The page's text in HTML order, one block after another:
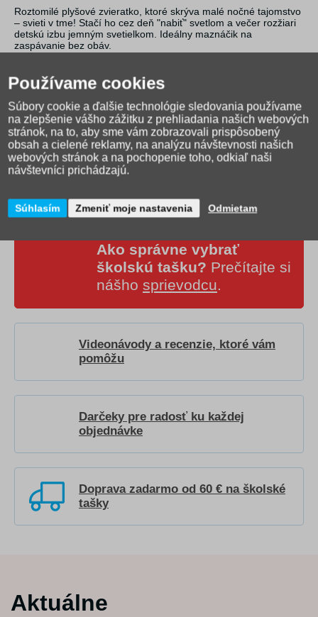
Roztomilé plyšové zvieratko, ktoré skrýva malé nočné tajomstvo
– svieti v tme! Stačí ho cez deň "nabiť" svetlom a večer rozžiari
detskú izbu jemným svetielkom. Ideálny maznáčik na
zaspávanie bez obáv.
Ako správne vybrať
školskú tašku? Prečítajte si
nášho sprievodcu.
Videonávody a recenzie, ktoré vám
pomôžu
Darčeky pre radosť ku každej
objednávke
Doprava zadarmo od 60 € na školské
tašky
Aktuálne
Používame cookies
Súbory cookie a ďalšie technológie sledovania používame
na zlepšenie vášho zážitku z prehliadania našich webových
stránok, na to, aby sme vám zobrazovali prispôsobený
obsah a cielené reklamy, na analýzu návštevnosti našich
webových stránok a na pochopenie toho, odkiaľ naši
návštevníci prichádzajú.
Súhlasím Zmeniť moje nastavenia Odmietam